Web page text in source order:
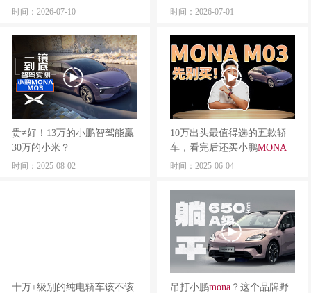
了？
时间：2026-07-10
看？
时间：2026-07-01
贵≠好！13万的小鹏智驾能赢
30万的小米？
时间：2025-08-02
10万出头最值得选的五款轿
车，看完后还买小鹏MONA
M03？
时间：2025-06-04
十万+级别的纯电轿车该不该 吊打小鹏mona ？这个品牌野